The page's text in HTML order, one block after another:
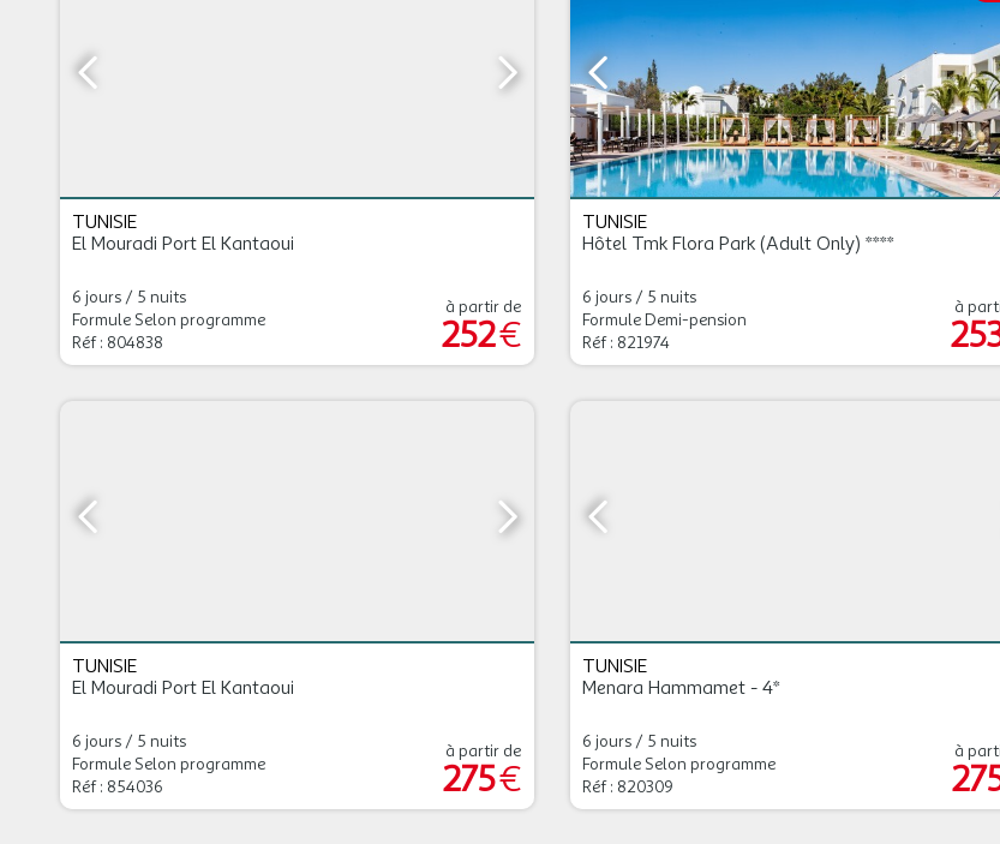
TUNISIE
El Mouradi Port El Kantaoui
6 jours / 5 nuits
Formule Selon programme
Réf : 804838
à partir de
252€
TUNISIE
Hôtel Tmk Flora Park (adult Only) ****
6 jours / 5 nuits
Formule Demi-pension
Réf : 821974
à
TUNISIE
El Mouradi Port El Kantaoui
6 jours / 5 nuits
Formule Selon programme
Réf : 854036
à partir de
275€
TUNISIE
Menara Hammamet - 4*
6 jours / 5 nuits
Formule Selon programme
Réf : 820309
à